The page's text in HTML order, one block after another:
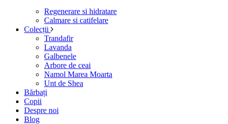
Regenerare si hidratare
Calmare si catifelare
Colecții
Trandafir
Lavanda
Galbenele
Arbore de ceai
Namol Marea Moarta
Unt de Shea
Bărbați
Copii
Despre noi
Blog